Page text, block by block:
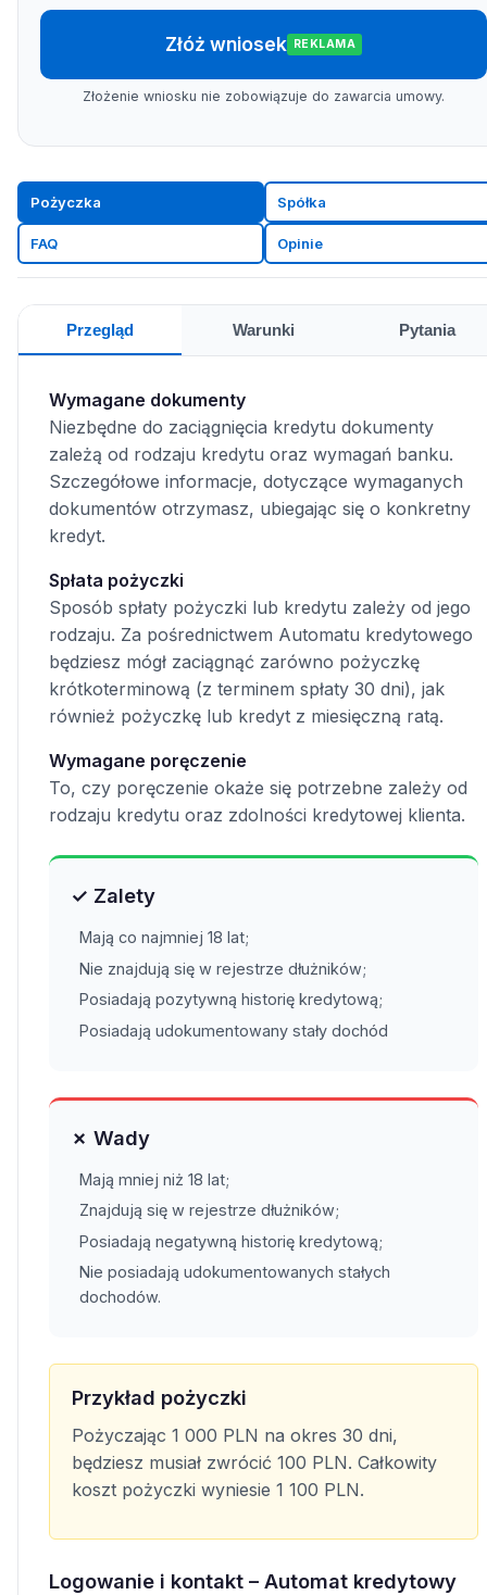
Złóż wniosek REKLAMA
Złożenie wniosku nie zobowiązuje do zawarcia umowy.
Pożyczka Spółka
FAQ Opinie
Przegląd Warunki Pytania
Wymagane dokumenty
Niezbędne do zaciągnięcia kredytu dokumenty
zależą od rodzaju kredytu oraz wymagań banku.
Szczegółowe informacje, dotyczące wymaganych
dokumentów otrzymasz, ubiegając się o konkretny
kredyt.
Spłata pożyczki
Sposób spłaty pożyczki lub kredytu zależy od jego
rodzaju. Za pośrednictwem Automatu kredytowego
będziesz mógł zaciągnąć zarówno pożyczkę
krótkoterminową (z terminem spłaty 30 dni), jak
również pożyczkę lub kredyt z miesięczną ratą.
Wymagane poręczenie
To, czy poręczenie okaże się potrzebne zależy od
rodzaju kredytu oraz zdolności kredytowej klienta.
✓ Zalety
Mają co najmniej 18 lat;
Nie znajdują się w rejestrze dłużników;
Posiadają pozytywną historię kredytową;
Posiadają udokumentowany stały dochód
✗ Wady
Mają mniej niż 18 lat;
Znajdują się w rejestrze dłużników;
Posiadają negatywną historię kredytową;
Nie posiadają udokumentowanych stałych
dochodów.
Przykład pożyczki
Pożyczając 1 000 PLN na okres 30 dni,
będziesz musiał zwrócić 100 PLN. Całkowity
koszt pożyczki wyniesie 1 100 PLN.
Logowanie i kontakt – Automat kredytowy